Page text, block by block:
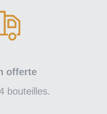
offerte
bouteilles.